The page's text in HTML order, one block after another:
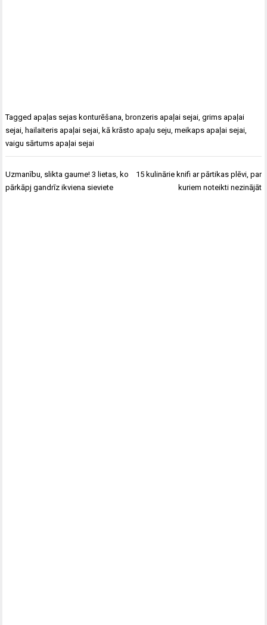
Taggedapaļas sejas konturēšana ,bronzeris apaļai sejai ,grims apaļai
sejai ,hailaiteris apaļai sejai ,kā krāsto apaļu seju ,meikaps apaļai sejai
vaigu sārtums apaļai sejai
Ziņu
izvēlne
Uzmanību, slikta gaume! 3 lietas, ko
pārkāpj gandrīz ikviena sieviete
15 kulinārie knifi ar pārtikas plēvi, par
kuriem noteikti nezinājāt